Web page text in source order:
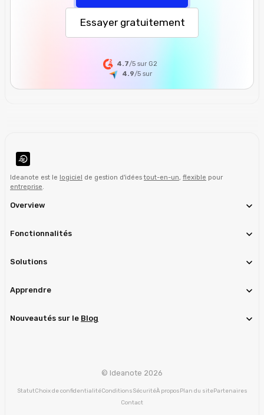
Essayer gratuitement
4.7/5 sur G2
4.9/5sur
Ideanote est le logiciel de gestion d'idéestout-en-un, flexible pour
entreprise.
Overview
Fonctionnalités
Solutions
Apprendre
Nouveautés sur le Blog
© Ideanote 2026
StatutChoix de confidentialitéConditionsSécuritéÀ proposPlan du sitePartenaires
Contact